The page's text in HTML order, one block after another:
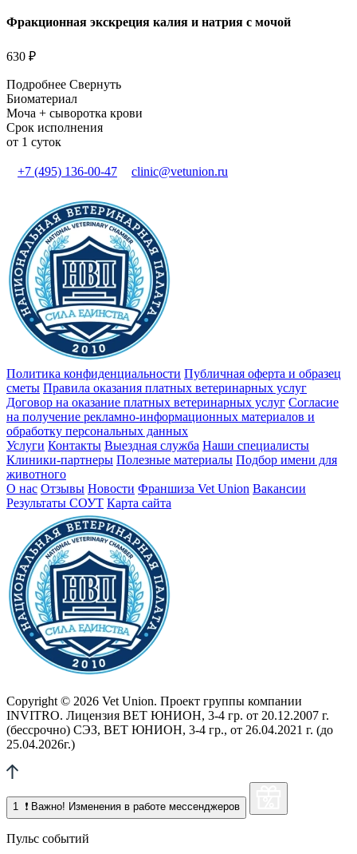
Фракционная экскреция калия и натрия с мочой
630 ₽
Подробнее Свернуть
Биоматериал
Моча + сыворотка крови
Срок исполнения
от 1 суток
+7 (495) 136-00-47 clinic@vetunion.ru
Политика конфиденциальности Публичная оферта и образец
сметы Правила оказания платных ветеринарных услуг
Договор на оказание платных ветеринарных услуг Cогласие
на получение рекламно-информационных материалов и
обработку персональных данных
Услуги Контакты Выездная служба Наши специалисты
Клиники-партнеры Полезные материалы Подбор имени для
животного
О нас Отзывы Новости Франшиза Vet Union Вакансии
Результаты СОУТ Карта сайта
Copyright © 2026 Vet Union. Проект группы компании
INVITRO. Лицензия ВЕТ ЮНИОН, 3-4 гр. от 20.12.2007 г.
(бессрочно) СЭЗ, ВЕТ ЮНИОН, 3-4 гр., от 26.04.2021 г. (до
25.04.2026г.)
1 ❗ Важно! Изменения в работе мессенджеров
Пульс событий